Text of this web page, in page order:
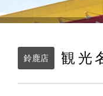
鈴鹿店 観光